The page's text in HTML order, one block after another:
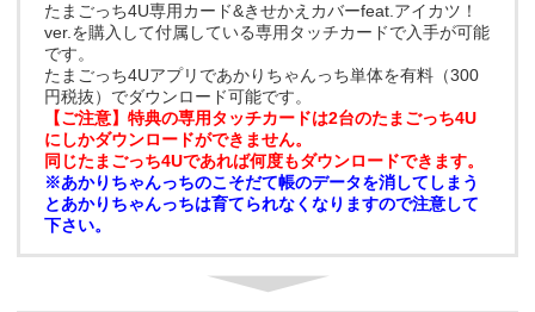
たまごっち4U専用カード&きせかえカバーfeat.アイカツ！
ver.を購入して付属している専用タッチカードで入手が可能
です。
たまごっち4Uアプリであかりちゃんっち単体を有料（300
円税抜）でダウンロード可能です。
【ご注意】特典の専用タッチカードは2台のたまごっち4U
にしかダウンロードができません。
同じたまごっち4Uであれば何度もダウンロードできます。
※あかりちゃんっちのこそだて帳のデータを消してしまう
とあかりちゃんっちは育てられなくなりますので注意して
下さい。